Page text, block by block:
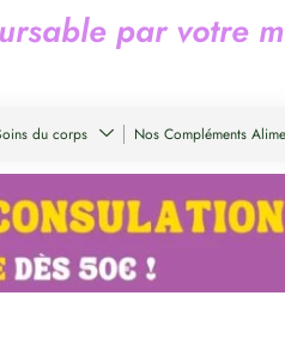
rsable par votre m
du corps Nos Compléments